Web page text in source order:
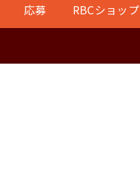
応募 RBCショップ